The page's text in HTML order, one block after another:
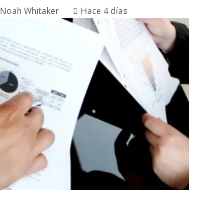
Noah Whitaker Hace 4 días